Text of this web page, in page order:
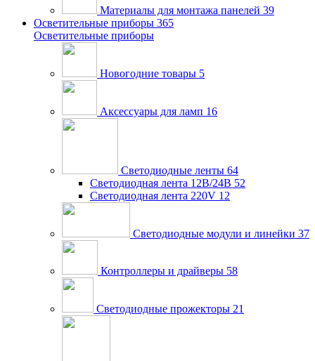
Материалы для монтажа панелей 39
Осветительные приборы 365
Осветительные приборы
Новогодние товары 5
Аксессуары для ламп 16
Светодиодные ленты 64
Светодиодная лента 12В/24В 52
Светодиодная лента 220V 12
Светодиодные модули и линейки 37
Контроллеры и драйверы 58
Светодиодные прожекторы 21